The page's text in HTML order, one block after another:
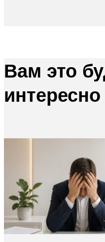
Вам это
интересно